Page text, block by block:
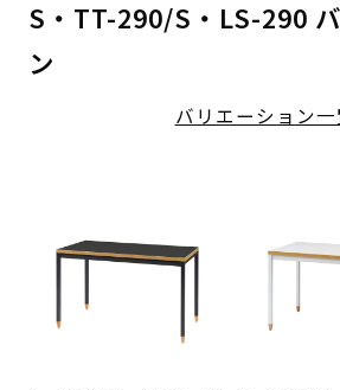
S・TT-290/S・LS-290
ン
バリエーション